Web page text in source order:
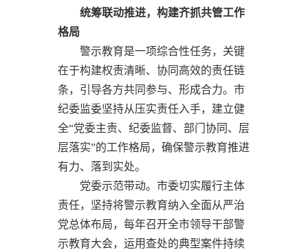
统筹联动推进，构建齐抓共管工作
格局
警示教育是一项综合性任务，关键
在于构建权责清晰、协同高效的责任链
条，引导各方共同参与、形成合力。市
纪委监委坚持从压实责任入手，建立健
全“党委主责、纪委监督、部门协同、层
层落实”的工作格局，确保警示教育推进
有力、落到实处。
党委示范带动。市委切实履行主体
责任，坚持将警示教育纳入全面从严治
党总体布局，每年召开全市领导干部警
示教育大会，运用查处的典型案件持续